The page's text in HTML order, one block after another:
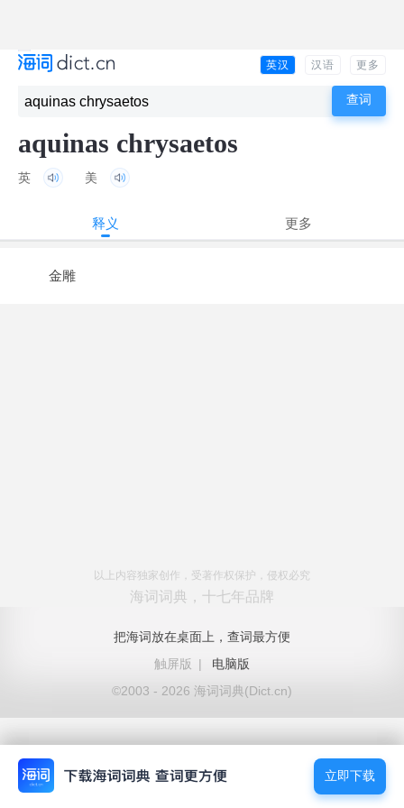
英汉 汉语 更多
aquinas chrysaetos
英 美
释义 更多
金雕
以上内容独家创作，受著作权保护，侵权必究
海词词典，十七年品牌
把海词放在桌面上，查词最方便
触屏版
|
电脑版
©2003 - 2026 海词词典(Dict.cn)
立即下载
立即下载